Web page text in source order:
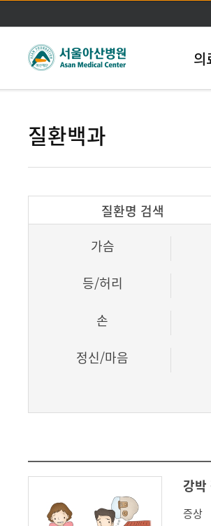
본문바로가기
의
질환백과
질환명 검색
가슴
등/허리
손
정신/마음
강
증상